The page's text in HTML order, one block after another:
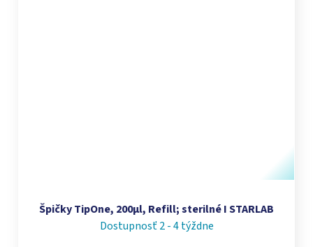
Špičky TipOne, 200µl, Refill; sterilné I STARLAB
Dostupnosť 2 - 4 týždne